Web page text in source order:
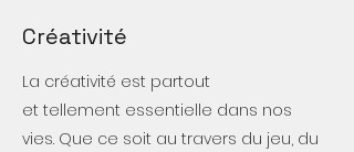
Créativité
La créativité est partout
et tellement essentielle dans nos
vies. Que ce soit au travers du jeu, du